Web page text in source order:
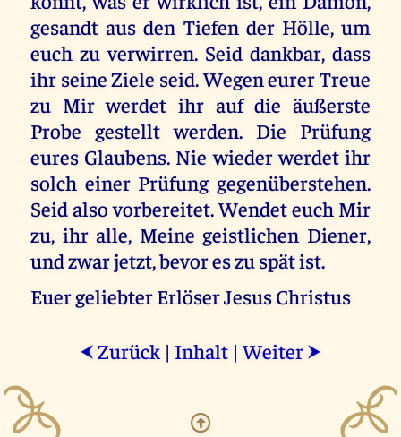
gesandt aus den Tiefen der Hölle, um
euch zu verwirren. Seid dankbar, dass
ihr seine Ziele seid. Wegen eurer Treue
zu Mir werdet ihr auf die äußerste
Probe gestellt werden. Die Prüfung
eures Glaubens. Nie wieder werdet ihr
solch einer Prüfung gegenüberstehen.
Seid also vorbereitet. Wendet euch Mir
zu, ihr alle, Meine geistlichen Diener,
und zwar jetzt, bevor es zu spät ist.
Euer geliebter Erlöser Jesus Christus
⮜ Zurück | Inhalt |Weiter ⮞